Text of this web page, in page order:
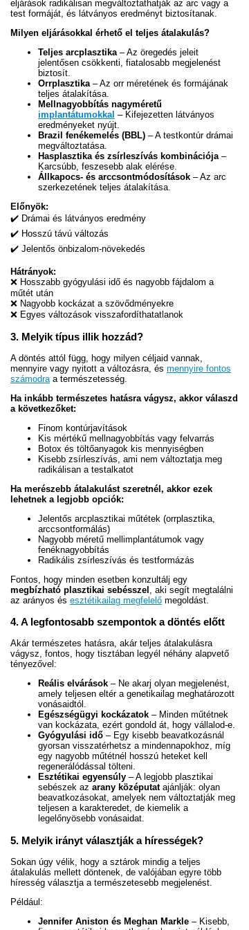
eljárások radikálisan megváltoztathatják az arc vagy a
test formáját, és látványos eredményt biztosítanak.
Milyen eljárásokkal érhető el teljes átalakulás?
Teljes arcplasztika – Az öregedés jeleit
jelentősen csökkenti, fiatalosabb megjelenést
biztosít.
Orrplasztika – Az orr méretének és formájának
teljes átalakítása.
Mellnagyobbítás nagyméretű
implantátumokkal – Kifejezetten látványos
eredményeket nyújt.
Brazil fenékemelés (BBL) – A testkontúr drámai
megváltoztatása.
Hasplasztika és zsírleszívás kombinációja –
Karcsúbb, feszesebb alak elérése.
Állkapocs- és arccsontmódosítások – Az arc
szerkezetének teljes átalakítása.
Előnyök:
✔️ Drámai és látványos eredmény
✔️ Hosszú távú változás
✔️ Jelentős önbizalom-növekedés
Hátrányok:
❌ Hosszabb gyógyulási idő és nagyobb fájdalom a
műtét után
❌ Nagyobb kockázat a szövődményekre
❌ Egyes változások visszafordíthatatlanok
3. Melyik típus illik hozzád?
A döntés attól függ, hogy milyen céljaid vannak,
mennyire vagy nyitott a változásra, és mennyire fontos
számodra a természetesség.
Ha inkább természetes hatásra vágysz, akkor válaszd
a következőket:
Finom kontúrjavítások
Kis mértékű mellnagyobbítás vagy felvarrás
Botox és töltőanyagok kis mennyiségben
Kisebb zsírleszívás, ami nem változtatja meg
radikálisan a testalkatot
Ha merészebb átalakulást szeretnél, akkor ezek
lehetnek a legjobb opciók:
Jelentős arcplasztikai műtétek (orrplasztika,
arccsontformálás)
Nagyobb méretű mellimplantátumok vagy
fenéknagyobbítás
Radikális zsírleszívás és testformázás
Fontos, hogy minden esetben konzultálj egy
megbízható plasztikai sebésszel
, aki segít megtalálni
az arányos és esztétikailag megfelelő megoldást.
4. A legfontosabb szempontok a döntés előtt
Akár természetes hatásra, akár teljes átalakulásra
vágysz, fontos, hogy tisztában legyél néhány alapvető
tényezővel:
Reális elvárások – Ne akarj olyan megjelenést,
amely teljesen eltér a genetikailag meghatározott
vonásaidtól.
Egészségügyi kockázatok – Minden műtétnek
van kockázata, ezért gondold át, hogy vállalod-e.
Gyógyulási idő – Egy kisebb beavatkozásnál
gyorsan visszatérhetsz a mindennapokhoz, míg
egy nagyobb műtétnél hosszú heteket kell
regenerálódással tölteni.
Esztétikai egyensúly – A legjobb plasztikai
sebészek az arany középutatajánlják: olyan
beavatkozásokat, amelyek nem változtatják meg
teljesen a karakteredet, de kiemelik a
legelőnyösebb vonásaidat.
5. Melyik irányt választják a hírességek?
Sokan úgy vélik, hogy a sztárok mindig a teljes
átalakulás mellett döntenek, de valójában egyre több
híresség választja a természetesebb megjelenést.
Például:
Jennifer Aniston és Meghan Markle – Kisebb,